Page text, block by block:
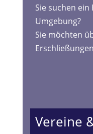
Sie suchen
Umgebung?
Sie möchten
Vereine